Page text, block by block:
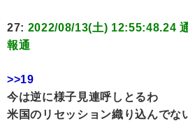
27: 2022/08/13(土) 12:55:48.24
報通
>>19
今は逆に様子見連呼しとるわ
米国のリセッション織り込んでな